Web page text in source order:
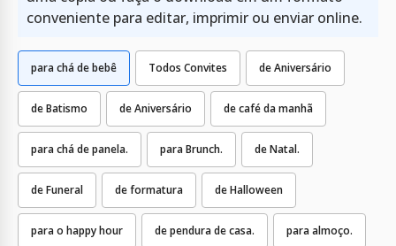
conveniente para editar, imprimir ou enviar online.
Todos Convites de Aniversário
para chá de bebê
de Batismo de Aniversário de café da manhã
para chá de panela. para Brunch. de Natal.
de Funeral de formatura de Halloween
para o happy hour de pendura de casa. para almoço.